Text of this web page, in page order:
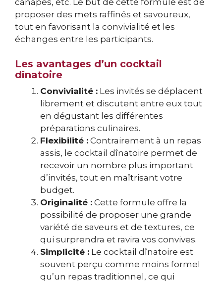
canapés, etc. Le but de cette formule est de
proposer des mets raffinés et savoureux,
tout en favorisant la convivialité et les
échanges entre les participants.
Les avantages d’un cocktail
dînatoire
Convivialité : Les invités se déplacent
librement et discutent entre eux tout
en dégustant les différentes
préparations culinaires.
Flexibilité : Contrairement à un repas
assis, le cocktail dînatoire permet de
recevoir un nombre plus important
d’invités, tout en maîtrisant votre
budget.
Originalité : Cette formule offre la
possibilité de proposer une grande
variété de saveurs et de textures, ce
qui surprendra et ravira vos convives.
Simplicité : Le cocktail dînatoire est
souvent perçu comme moins formel
qu’un repas traditionnel, ce qui